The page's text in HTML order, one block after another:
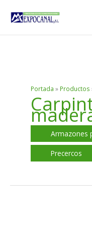
Portada » Productos
Armazones
Precercos